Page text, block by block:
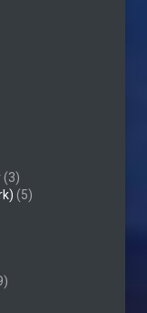
(3)
(5)